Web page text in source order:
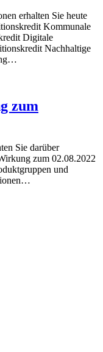
erhalten Sie heute
Kommunale
Digitale
Nachhaltige
zum
Sie darüber
zum 02.08.2022
und